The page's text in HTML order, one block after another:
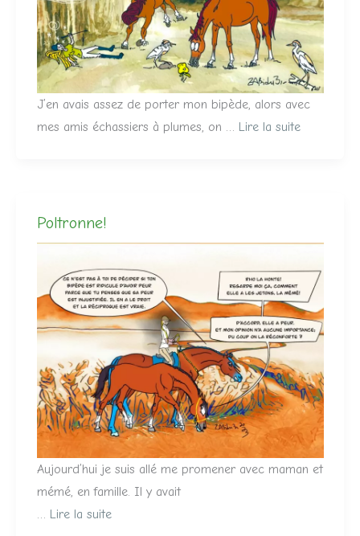
J’en avais assez de porter mon bipède, alors avec
mes amis échassiers à plumes, on … Lire la suite
Poltronne!
Aujourd’hui je suis allé me promener avec maman et
mémé, en famille. Il y avait
Lire la suite